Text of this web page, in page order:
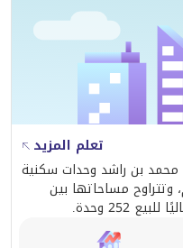
تعلم المزيد
محمد بن راشد وحدات سكنية
نوم إلى 5 غرف نوم، وتتراوح مساحاتها بين